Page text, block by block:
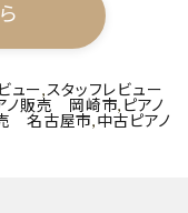
ュー,スタッフレビュー
ノ販売 岡崎市, ピアノ
名古屋市,中古ピアノ